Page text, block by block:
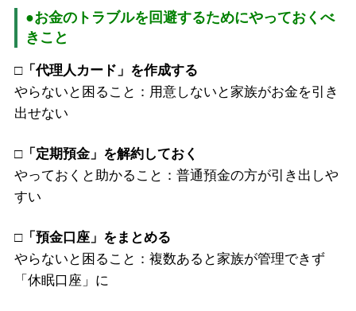
●お金のトラブルを回避するためにやっておくべ
きこと
□「代理人カード」を作成する
やらないと困ること：用意しないと家族がお金を引き
出せない
□「定期預金」を解約しておく
やっておくと助かること：普通預金の方が引き出しや
すい
□「預金口座」をまとめる
やらないと困ること：複数あると家族が管理できず
「休眠口座」に